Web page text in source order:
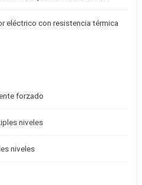
eléctrico con resistencia térmica
forzado
niveles
niveles